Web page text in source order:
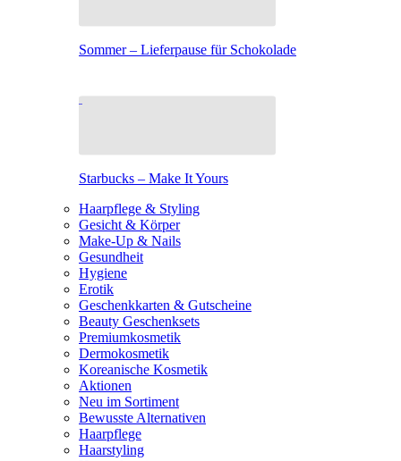
Sommer – Lieferpause für Schokolade
Starbucks – Make It Yours
Haarpflege & Styling
Gesicht & Körper
Make-Up & Nails
Gesundheit
Hygiene
Erotik
Geschenkkarten & Gutscheine
Beauty Geschenksets
Premiumkosmetik
Dermokosmetik
Koreanische Kosmetik
Aktionen
Neu im Sortiment
Bewusste Alternativen
Haarpflege
Haarstyling